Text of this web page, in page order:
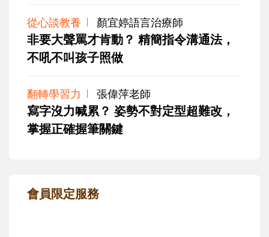
從心談教養 顏宜婷語言治療師
非要大聲罵才肯動？ 精簡指令溝通法，
不吼不叫孩子照做
翻轉學習力 張偉萍老師
寫字沒力喊累？ 姿勢不對定型超難改，
掌握正確握筆關鍵
會員限定服務